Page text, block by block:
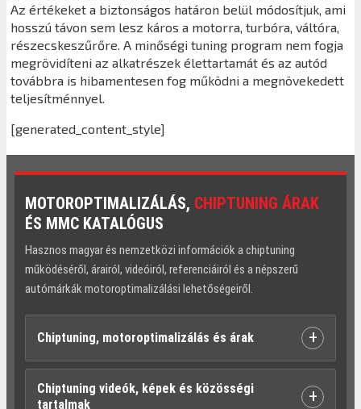
Az értékeket a biztonságos határon belül módosítjuk, ami
hosszú távon sem lesz káros a motorra, turbóra, váltóra,
részecskeszűrőre. A minőségi tuning program nem fogja
megrövidíteni az alkatrészek élettartamát és az autód
továbbra is hibamentesen fog működni a megnövekedett
teljesítménnyel.
[generated_content_style]
MOTOROPTIMALIZÁLÁS, CHIPTUNING ÁRAK
ÉS MMC KATALÓGUS
Hasznos magyar és nemzetközi információk a chiptuning
működéséről, árairól, videóiról, referenciáiról és a népszerű
autómárkák motoroptimalizálási lehetőségeiről.
Chiptuning, motoroptimalizálás és árak +
Chiptuning videók, képek és közösségi
tartalmak
+